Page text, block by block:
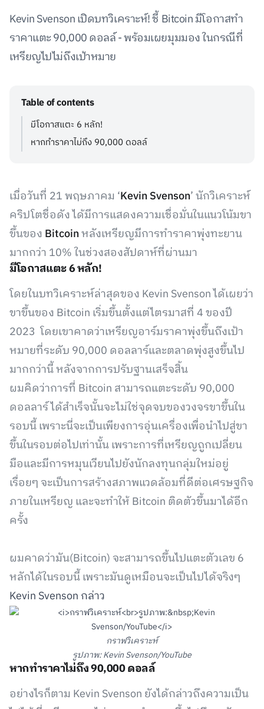
Kevin Svenson เปิดบทวิเคราะห์! ชี้ Bitcoin มีโอกาสทำ
ราคาแตะ 90,000 ดอลล์ - พร้อมเผยมุมมอง ในกรณีที่
เหรียญไปไม่ถึงเป้าหมาย
Table of contents
มีโอกาสแตะ 6 หลัก!
หากทำราคาไม่ถึง 90,000 ดอลล์
เมื่อวันที่ 21 พฤษภาคม ‘Kevin Svenson’ นักวิเคราะห์
คริปโตชื่อดัง ได้มีการแสดงความเชื่อมั่นในแนวโน้มขา
ขึ้นของ Bitcoinหลังเหรียญมีการทำราคาพุ่งทะยาน
มากกว่า 10% ในช่วงสองสัปดาห์ที่ผ่านมา
มีโอกาสแตะ 6 หลัก!
โดยในบทวิเคราะห์ล่าสุดของ Kevin Svenson ได้เผยว่า
ขาขึ้นของ Bitcoin เริ่มขึ้นตั้งแต่ไตรมาสที่ 4 ของปี
2023 โดยเขาคาดว่าเหรียญอาร์มราคาพุ่งขึ้นถึงเป้า
หมายที่ระดับ 90,000 ดอลลาร์และตลาดพุ่งสูงขึ้นไป
มากกว่านี้ หลังจากการปรับฐานเสร็จสิ้น
ผมคิดว่าการที่ Bitcoin สามารถแตะระดับ 90,000
ดอลลาร์ ได้สำเร็จนั้นจะไม่ใช่จุดจบของวงจรขาขึ้นใน
รอบนี้ เพราะนี่จะเป็นเพียงการอุ่นเครื่องเพื่อนำไปสู่ขา
ขึ้นในรอบต่อไปเท่านั้น เพราะการที่เหรียญถูกเปลี่ยน
มือและมีการหมุนเวียนไปยังนักลงทุนกลุ่มใหม่อยู่
เรื่อยๆ จะเป็นการสร้างสภาพแวดล้อมที่ดีต่อเศรษฐกิจ
ภายในเหรียญ และจะทำให้ Bitcoin ติดตัวขึ้นมาได้อีก
ครั้ง
ผมคาดว่ามัน(Bitcoin) จะสามารถขึ้นไปแตะตัวเลข 6
หลักได้ในรอบนี้ เพราะมันดูเหมือนจะเป็นไปได้จริงๆ
Kevin Svenson กล่าว
กราฟวิเคราะห์
รูปภาพ: Kevin Svenson/YouTube
หากทำราคาไม่ถึง 90,000 ดอลล์
อย่างไรก็ตาม Kevin Svenson ยังได้กล่าวถึงความเป็น